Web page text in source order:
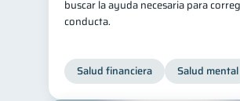
buscar la ayuda necesaria para
conducta.
Salud financiera Salud mental